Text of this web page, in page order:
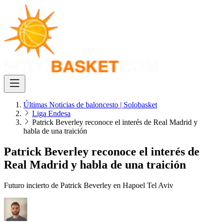
Últimas Noticias de baloncesto | Solobasket
Liga Endesa
Patrick Beverley reconoce el interés de Real Madrid y
habla de una traición
Patrick Beverley reconoce el interés de
Real Madrid y habla de una traición
Futuro incierto de Patrick Beverley en Hapoel Tel Aviv